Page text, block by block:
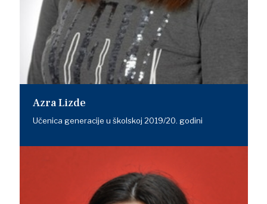
Azra Lizde
Učenica generacije u školskoj 2019/20. godini